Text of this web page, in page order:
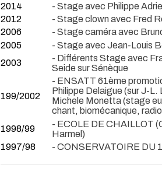
2014
- Stage avec Philippe
2012
- Stage clown avec Fred
2006
- Stage caméra avec
2005
- Stage avec Jean-Louis
2003
- Différents Stage avec
Seide sur Sénèque
199/2002
- ENSATT 61ème
Philippe Delaigue (sur J-L.
Michele Monetta (stage
chant, biomécanique,
1998/99
- ECOLE DE CHAILLOT
Harmel)
1997/98
- CONSERVATOIRE DU